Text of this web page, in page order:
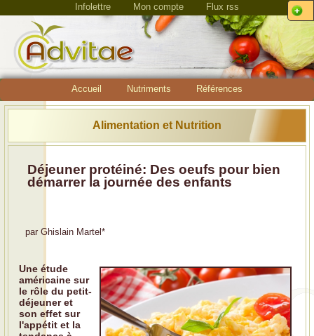
Infolettre Mon compte Flux rss
Accueil Nutriments Références
Alimentation et Nutrition
Déjeuner protéiné: Des oeufs pour bien
démarrer la journée des enfants
par Ghislain Martel *
Une étude
américaine sur
le rôle du petit-
déjeuner et
son effet sur
l'appétit et la